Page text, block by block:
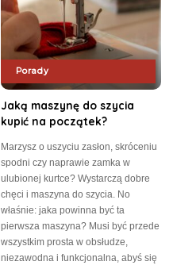
Porady
Jaką maszynę do szycia
kupić na początek?
Marzysz o uszyciu zasłon, skróceniu
spodni czy naprawie zamka w
ulubionej kurtce? Wystarczą dobre
chęci i maszyna do szycia. No
właśnie: jaka powinna być ta
pierwsza maszyna? Musi być przede
wszystkim prosta w obsłudze,
niezawodna i funkcjonalna, abyś się